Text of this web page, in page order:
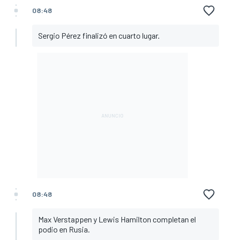
08:48
Sergio Pérez finalizó en cuarto lugar.
08:48
Max Verstappen y Lewis Hamilton completan el
podio en Rusia.